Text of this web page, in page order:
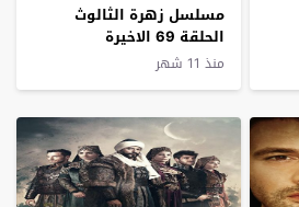
مسلسل زهرة الثالوث
الحلقة 69 الاخيرة
منذ 11 شهر